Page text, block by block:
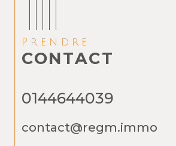
Prendre
CONTACT
0144644039
contact@regm.immo